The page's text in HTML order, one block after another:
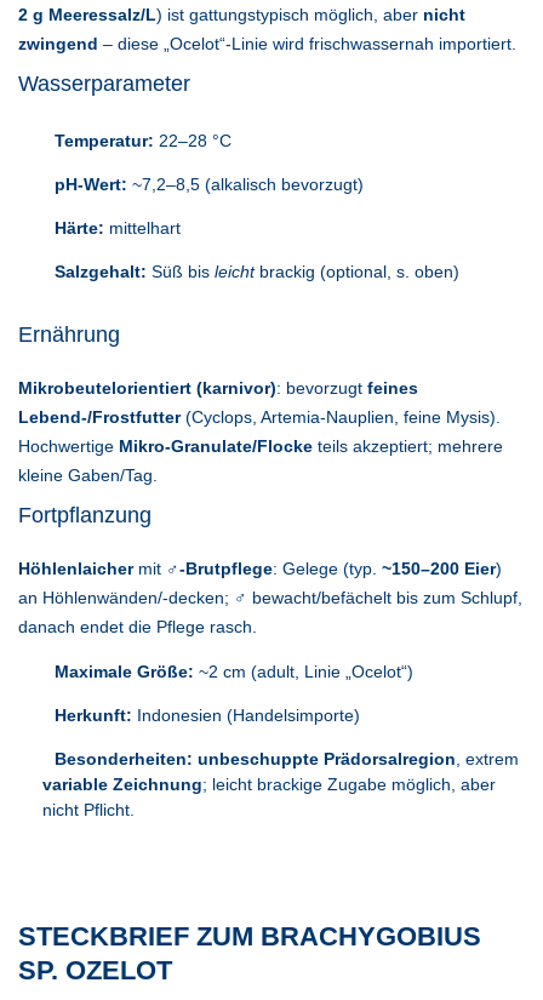
2 g Meeressalz/L) ist gattungs­typisch möglich, aber nicht
zwingend – diese „Ocelot“-Linie wird frischwasser­nah importiert.
Wasserparameter
Temperatur: 22–28 °C
pH-Wert: ~7,2–8,5 (alkalisch bevorzugt)
Härte: mittelhart
Salzgehalt: Süß bis leichtbrackig (optional, s. oben)
Ernährung
Mikro­beutelorientiert (karnivor): bevorzugt feines
Lebend-/Frostfutter(Cyclops, Artemia-Nauplien, feine Mysis).
Hochwertige Mikro-Granulate/Flocke teils akzeptiert; mehrere
kleine Gaben/Tag.
Fortpflanzung
Höhlenlaichermit ♂-Brutpflege: Gelege (typ. ~150–200 Eier)
an Höhlenwänden/-decken; ♂ bewacht/befächelt bis zum Schlupf,
danach endet die Pflege rasch.
Maximale Größe: ~2 cm (adult, Linie „Ocelot“)
Herkunft: Indonesien (Handelsimporte)
Besonderheiten: unbeschuppte Prä­dorsal­region , extrem
variable Zeichnung; leicht brackige Zugabe möglich, aber
nicht Pflicht.
STECKBRIEF ZUM BRACHYGOBIUS
SP. OZELOT